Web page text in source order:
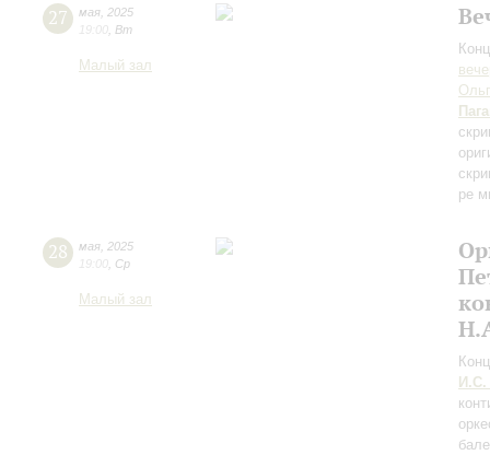
27 мая 2025
19:00
Вт
Малый зал
ре
28 мая 2025
19:00
Ср
Малый зал
И.С.